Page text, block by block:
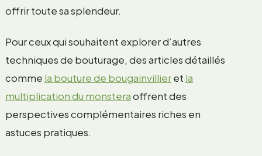
offrir toute sa splendeur.
Pour ceux qui souhaitent explorer d’autres
techniques de bouturage, des articles détaillés
comme la bouture de bougainvillieret la
multiplication du monsteraoffrent des
perspectives complémentaires riches en
astuces pratiques.